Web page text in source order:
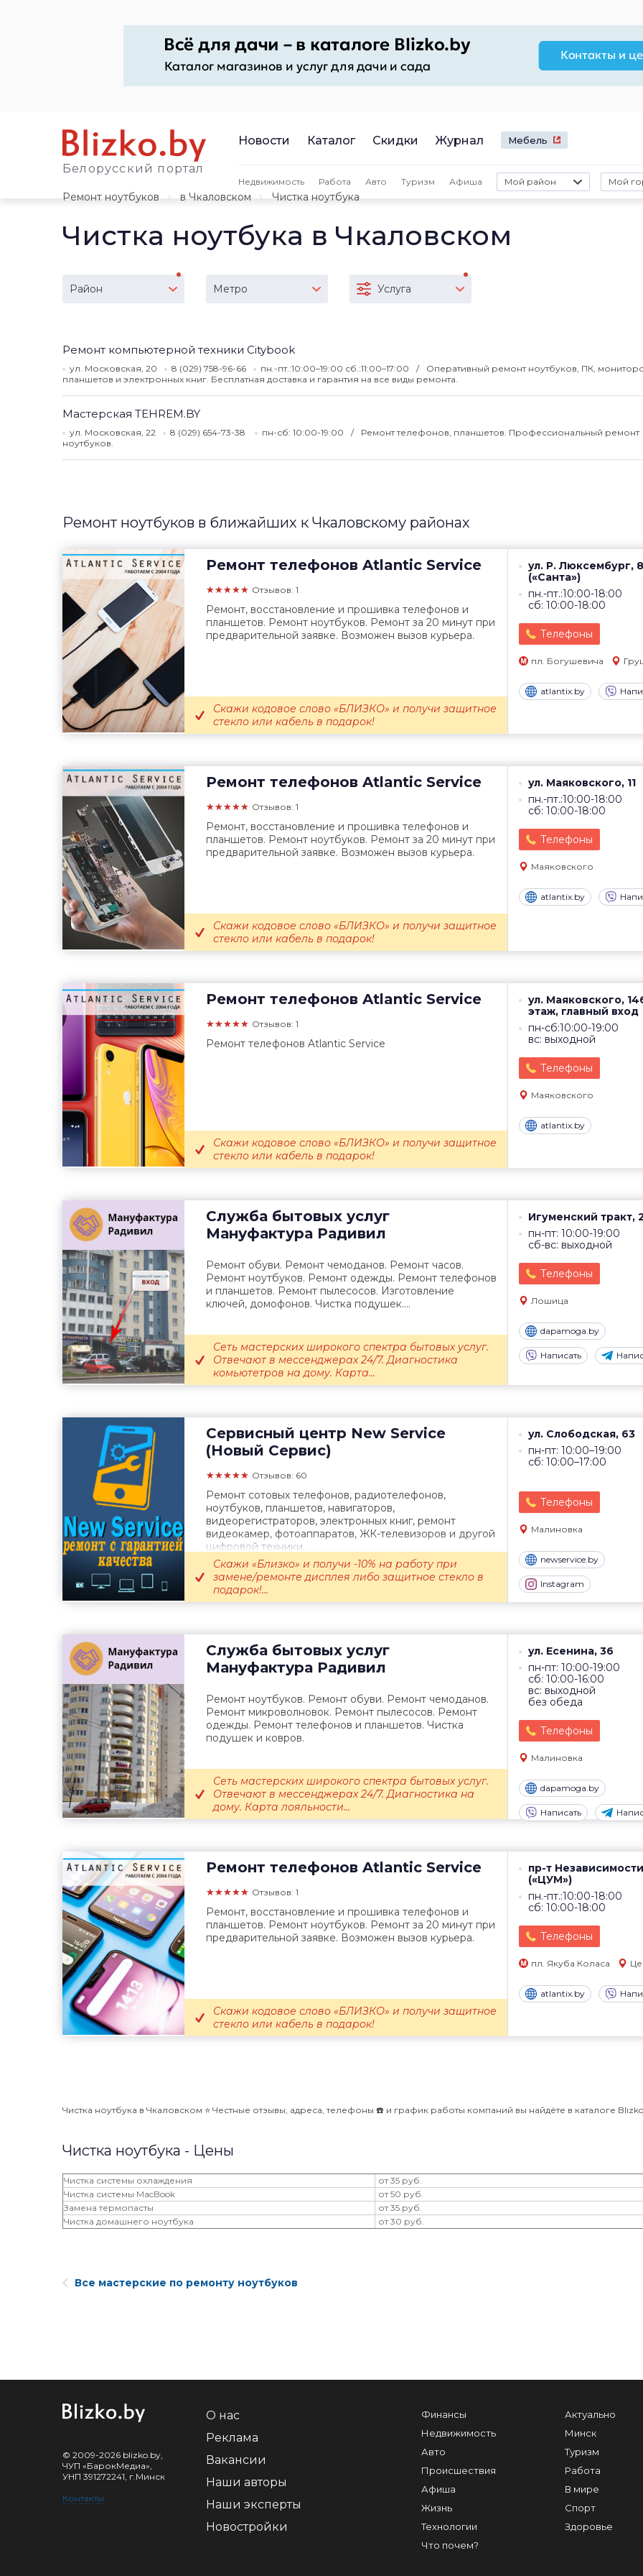
Белорусский портал
Новости Каталог Скидки Журнал Мебель
Недвижимость Работа Авто Туризм Афиша Мой район Мой
Ремонт ноутбуков в Чкаловском Чистка ноутбука
Чистка ноутбука в Чкаловском
Район Метро Услуга
Ремонт компьютерной техники Citybook
ул. Московская, 20 8 (029) 758-96-66 пн.-пт.:10:00–19:00 сб.:11:00–17:00
Оперативный ремонт ноутбуков, ПК,
планшетов и электронных книг. Бесплатная доставка и гарантия на все виды ремонта.
Мастерская TEHREM.BY
ул. Московская, 22 8 (029) 654-73-38 пн-сб: 10:00-19:00
Ремонт телефонов, планшетов. Профессиональный ремонт
ноутбуков.
Ремонт ноутбуков в ближайших к Чкаловскому районах
Ремонт телефонов Atlantic Service
★★★★★ Отзывов: 1
ул. Р. Люксембург,
(«Санта»)
пн.-пт.:10:00-18:00
сб: 10:00-18:00
Телефоны
пл. Богушевича
atlantix.by
Ремонт, восстановление и прошивка телефонов и
планшетов. Ремонт ноутбуков. Ремонт за 20 минут при
предварительной заявке. Возможен вызов курьера.
Скажи кодовое слово «БЛИЗКО» и получи защитное
стекло или кабель в подарок!
Ремонт телефонов Atlantic Service
★★★★★ Отзывов: 1
ул. Маяковского, 11
пн.-пт.:10:00-18:00
сб: 10:00-18:00
Телефоны
Маяковского
atlantix.by
Ремонт, восстановление и прошивка телефонов и
планшетов. Ремонт ноутбуков. Ремонт за 20 минут при
предварительной заявке. Возможен вызов курьера.
Скажи кодовое слово «БЛИЗКО» и получи защитное
стекло или кабель в подарок!
Ремонт телефонов Atlantic Service
★★★★★ Отзывов: 1
ул. Маяковского,
этаж, главный вход
пн-сб:10:00-19:00
вс: выходной
Телефоны
Маяковского
atlantix.by
Ремонт телефонов Atlantic Service
Скажи кодовое слово «БЛИЗКО» и получи защитное
стекло или кабель в подарок!
Служба бытовых услуг
Мануфактура Радивил
Игуменский тракт,
пн-пт: 10:00-19:00
сб-вс: выходной
Телефоны
Лошица
dapamoga.by
Написать
Ремонт обуви. Ремонт чемоданов. Ремонт часов.
Ремонт ноутбуков. Ремонт одежды. Ремонт телефонов
и планшетов. Ремонт пылесосов. Изготовление
ключей, домофонов. Чистка подушек....
Сеть мастерских широкого спектра бытовых услуг.
Отвечают в мессенджерах 24/7. Диагностика
комьютетров на дому. Карта...
Сервисный центр New Service
(Новый Сервис)
★★★★★ Отзывов: 60
ул. Слободская, 63
пн-пт: 10:00–19:00
сб: 10:00–17:00
Телефоны
Малиновка
newservice.by
Instagram
Ремонт сотовых телефонов, радиотелефонов,
ноутбуков, планшетов, навигаторов,
видеорегистраторов, электронных книг, ремонт
видеокамер, фотоаппаратов, ЖК-телевизоров и другой
цифровой техники.
Скажи «Близко» и получи -10% на работу при
замене/ремонте дисплея либо защитное стекло в
подарок!...
Служба бытовых услуг
Мануфактура Радивил
ул. Есенина, 36
пн-пт: 10:00-19:00
сб: 10:00-16:00
вс: выходной
без обеда
Телефоны
Малиновка
dapamoga.by
Написать
Ремонт ноутбуков. Ремонт обуви. Ремонт чемоданов.
Ремонт микроволновок. Ремонт пылесосов. Ремонт
одежды. Ремонт телефонов и планшетов. Чистка
подушек и ковров.
Сеть мастерских широкого спектра бытовых услуг.
Отвечают в мессенджерах 24/7. Диагностика на
дому. Карта лояльности...
Ремонт телефонов Atlantic Service
★★★★★ Отзывов: 1
пр-т
(«ЦУМ»)
пн.-пт.:10:00-18:00
сб: 10:00-18:00
Телефоны
пл. Якуба Коласа
atlantix.by
Ремонт, восстановление и прошивка телефонов и
планшетов. Ремонт ноутбуков. Ремонт за 20 минут при
предварительной заявке. Возможен вызов курьера.
Скажи кодовое слово «БЛИЗКО» и получи защитное
стекло или кабель в подарок!
Чистка ноутбука в Чкаловском ⭐️ Честные отзывы, адреса, телефоны ☎️ и график работы компаний вы найдёте в каталоге Blizko
Чистка ноутбука - Цены
Чистка системы охлаждения
от 35 руб.
Чистка системы MacBook
от 50 руб.
Замена термопасты
от 35 руб.
Чистка домашнего ноутбука
от 30 руб.
Все мастерские по ремонту ноутбуков
© 2009-2026 blizko.by,
ЧУП «БарокМедиа»,
УНП 391272241, г.Минск
Контакты
О нас
Реклама
Вакансии
Наши авторы
Наши эксперты
Новостройки
Финансы
Недвижимость
Авто
Происшествия
Афиша
Жизнь
Технологии
Что почем?
Актуально
Минск
Туризм
Работа
В мире
Спорт
Здоровье